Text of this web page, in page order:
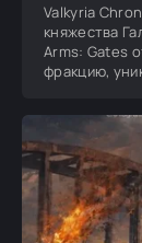
Valkyria
княжества
Arms: Gates
фракцию,